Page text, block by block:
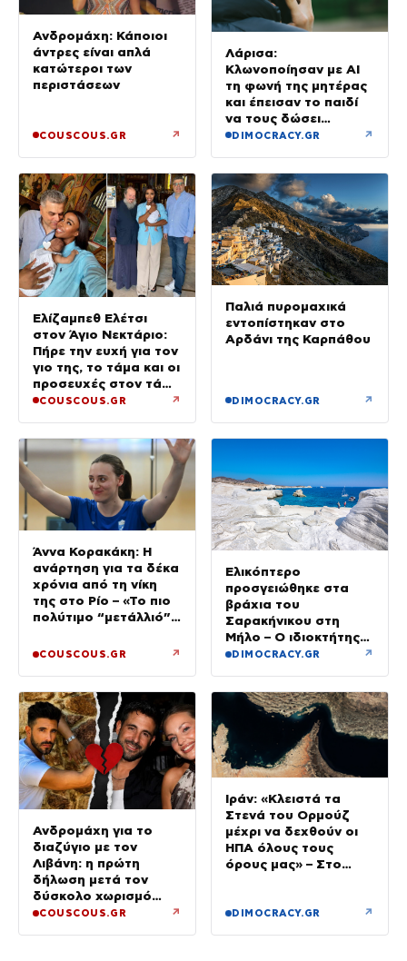
Ανδρομάχη: Κάποιοι
άντρες είναι απλά
κατώτεροι των
περιστάσεων
COUSCOUS.GR ↗
Λάρισα:
Κλωνοποίησαν με AI
τη φωνή της μητέρας
και έπεισαν το παιδί
να τους δώσει
χρήματα και
DIMOCRACY.GR ↗
Ελίζαμπεθ Ελέτσι
στον Άγιο Νεκτάριο:
Πήρε την ευχή για τον
γιο της, το τάμα και οι
προσευχές στον τάφο
του Αγίου
COUSCOUS.GR ↗
Παλιά πυρομαχικά
εντοπίστηκαν στο
Αρδάνι της Καρπάθου
DIMOCRACY.GR ↗
Άννα Κορακάκη: Η
ανάρτηση για τα δέκα
χρόνια από τη νίκη
της στο Ρίο – «Το πιο
πολύτιμο “μετάλλιό”
COUSCOUS.GR ↗
Ελικόπτερο
προσγειώθηκε στα
βράχια του
Σαρακήνικου στη
Μήλο – Ο ιδιοκτήτης
κατέβηκε για μπάνιο
DIMOCRACY.GR ↗
Ανδρομάχη για το
διαζύγιο με τον
Λιβάνη: η πρώτη
δήλωση μετά τον
δύσκολο χωρισμό
«Όποιος έχει…»
COUSCOUS.GR ↗
Ιράν: «Κλειστά τα
Στενά του Ορμούζ
μέχρι να δεχθούν οι
ΗΠΑ όλους τους
όρους μας» – Στο
DIMOCRACY.GR ↗